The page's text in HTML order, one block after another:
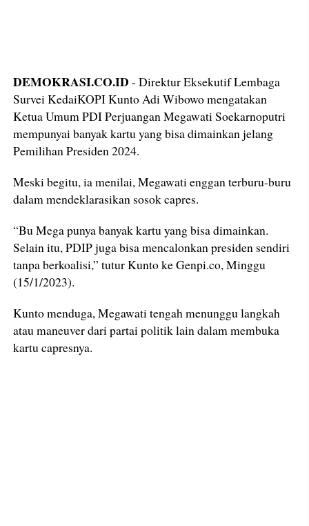
DEMOKRASI.CO.ID - Direktur Eksekutif Lembaga
Survei KedaiKOPI Kunto Adi Wibowo mengatakan
Ketua Umum PDI Perjuangan Megawati Soekarnoputri
mempunyai banyak kartu yang bisa dimainkan jelang
Pemilihan Presiden 2024.
Meski begitu, ia menilai, Megawati enggan terburu-buru
dalam mendeklarasikan sosok capres.
“Bu Mega punya banyak kartu yang bisa dimainkan.
Selain itu, PDIP juga bisa mencalonkan presiden sendiri
tanpa berkoalisi,” tutur Kunto ke Genpi.co, Minggu
(15/1/2023).
Kunto menduga, Megawati tengah menunggu langkah
atau maneuver dari partai politik lain dalam membuka
kartu capresnya.